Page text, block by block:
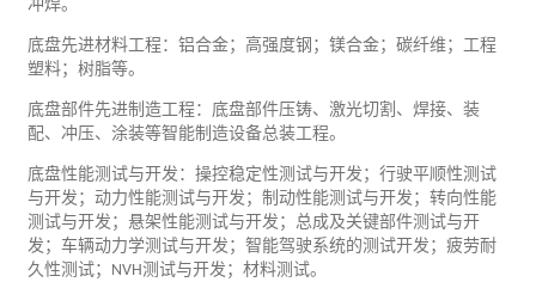
冲焊。
底盘先进材料工程：铝合金；高强度钢；镁合金；碳纤维；工程
塑料；树脂等。
底盘部件先进制造工程：底盘部件压铸、激光切割、焊接、装
配、冲压、涂装等智能制造设备总装工程。
底盘性能测试与开发：操控稳定性测试与开发；行驶平顺性测试
与开发；动力性能测试与开发；制动性能测试与开发；转向性能
测试与开发；悬架性能测试与开发；总成及关键部件测试与开
发；车辆动力学测试与开发；智能驾驶系统的测试开发；疲劳耐
久性测试；
NVH 测试与开发；材料测试。